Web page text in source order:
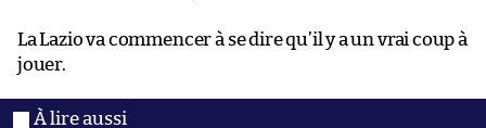
La Lazio va commencer à se dire qu’il y a un vrai coup à
jouer.